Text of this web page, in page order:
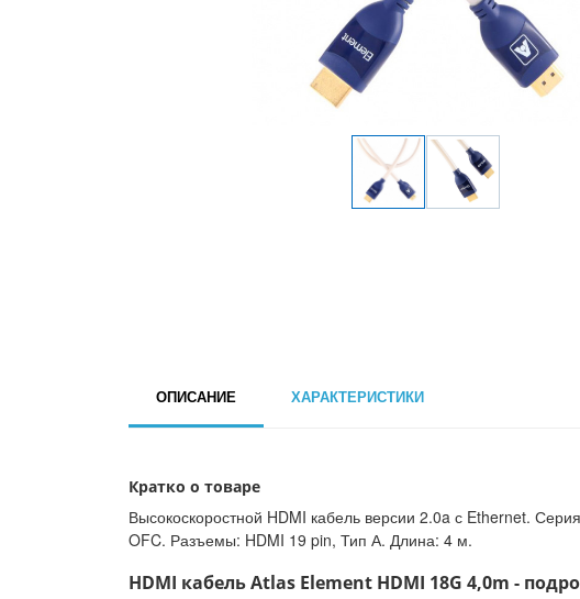
ОПИСАНИЕ ХАРАКТЕРИСТИКИ
Кратко о товаре
Высокоскоростной HDMI кабель версии 2.0a с Ethernet.
OFC. Разъемы: HDMI 19 pin, Тип А. Длина: 4 м.
HDMI кабель Atlas Element HDMI 18G 4,0m -